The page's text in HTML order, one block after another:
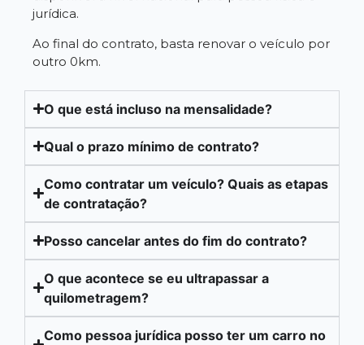
jurídica.
Ao final do contrato, basta renovar o veículo por
outro 0km.
O que está incluso na mensalidade?
Qual o prazo mínimo de contrato?
Como contratar um veículo? Quais as etapas
de contratação?
Posso cancelar antes do fim do contrato?
O que acontece se eu ultrapassar a
quilometragem?
Como pessoa jurídica posso ter um carro no